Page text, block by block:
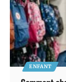
ENFANT